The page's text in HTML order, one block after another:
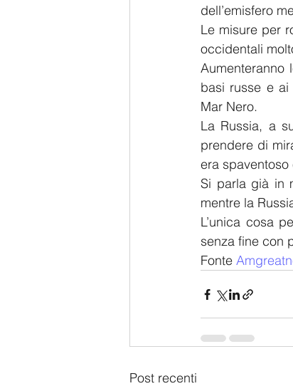
dell’emisfero
Le misure per
occidentali
basi russe e ai
Mar Nero.
La Russia, a
prendere di
era
Si parla già in
mentre la
L’unica cosa
senza fine con
Fonte
Post recenti